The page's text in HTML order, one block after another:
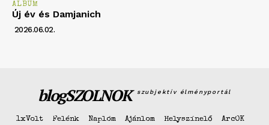
ALBUM
Új év és Damjanich
2026.06.02.
blogSZOLNOK szubjektív élményportál
1xVolt Felénk Naplóm Ajánlom Helyszínelő
ArcOK